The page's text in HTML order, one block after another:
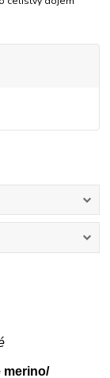
merino/